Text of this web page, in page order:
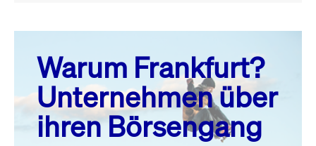
August 26
MO. DI. MI. DO. FR. SA. SO.
1
2
3
4 5 6 7 8
Warum Frankfurt?
Unternehmen über
ihren Börsengang